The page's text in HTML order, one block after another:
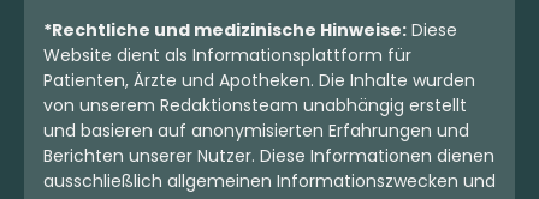
*Rechtliche und medizinische Hinweise: Diese
Website dient als Informationsplattform für
Patienten, Ärzte und Apotheken. Die Inhalte wurden
von unserem Redaktionsteam unabhängig erstellt
und basieren auf anonymisierten Erfahrungen und
Berichten unserer Nutzer. Diese Informationen dienen
ausschließlich allgemeinen Informationszwecken und